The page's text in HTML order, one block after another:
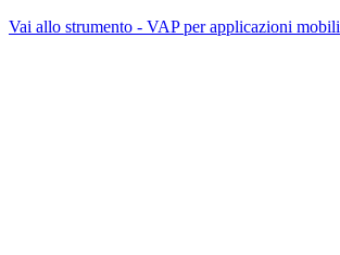
Vai allo strumento - VAP per applicazioni mobili